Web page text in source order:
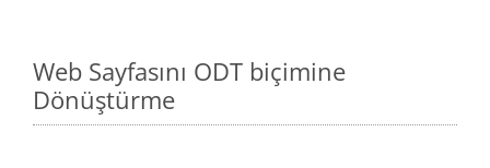
Web Sayfasını ODT biçimine
Dönüştürme